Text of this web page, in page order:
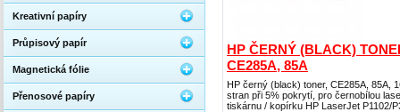
HP ČERNÝ (BLACK)
CE285A, 85A
HP černý (black) toner, CE285A, 85A,
stran při 5% pokrytí, pro černobílou
tiskárnu / kopírku HP LaserJet P1102/
Kreativní papíry
Průpisový papír
Magnetická fólie
Přenosové papíry